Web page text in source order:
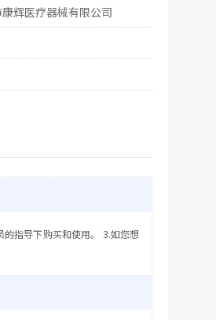
辉医疗器械有限公司
指导下购买和使用。 3.如您想